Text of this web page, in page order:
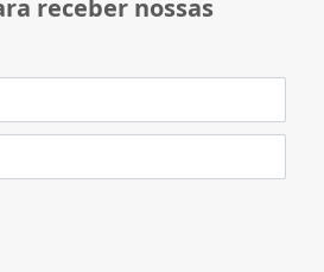
receber nossas